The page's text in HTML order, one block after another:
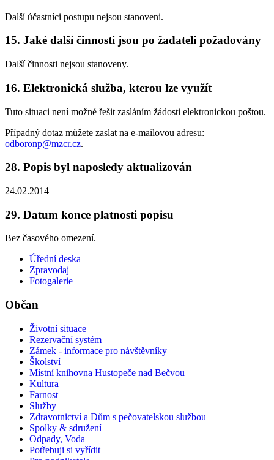
Další účastníci postupu nejsou stanoveni.
15. Jaké další činnosti jsou po žadateli požadovány
Další činnosti nejsou stanoveny.
16. Elektronická služba, kterou lze využít
Tuto situaci není možné řešit zasláním žádosti elektronickou poštou.
Případný dotaz můžete zaslat na e-mailovou adresu:
odboronp@mzcr.cz.
28. Popis byl naposledy aktualizován
24.02.2014
29. Datum konce platnosti popisu
Bez časového omezení.
Úřední deska
Zpravodaj
Fotogalerie
Občan
Životní situace
Rezervační systém
Zámek - informace pro návštěvníky
Školství
Místní knihovna Hustopeče nad Bečvou
Kultura
Farnost
Služby
Zdravotnictví a Dům s pečovatelskou službou
Spolky & sdružení
Odpady, Voda
Potřebuji si vyřídit